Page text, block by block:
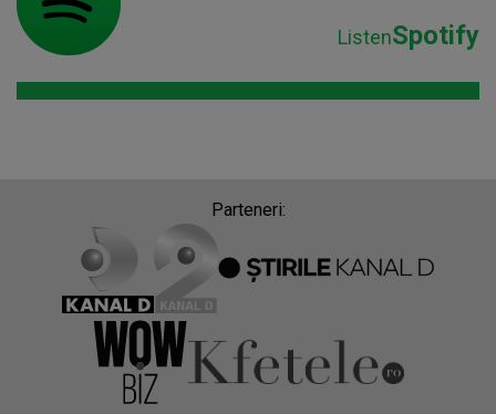
ListenSpotify
Parteneri: